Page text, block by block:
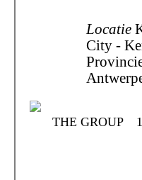
Locatie
City -
THE GROUP